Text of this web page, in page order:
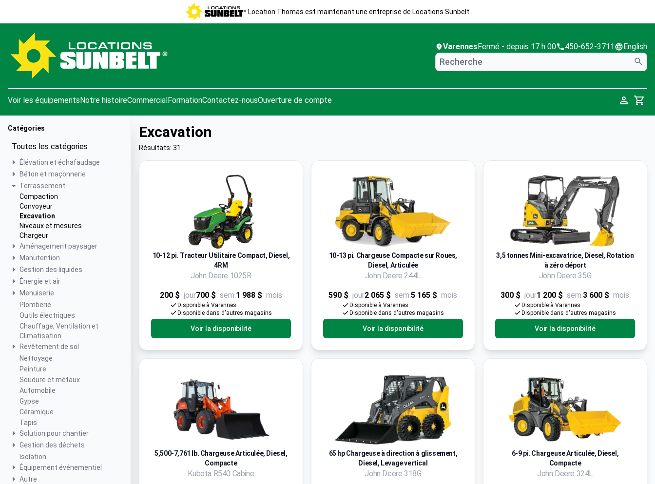
Location Thomas est maintenant une entreprise de Locations Sunbelt.
VarennesFermé - depuis 17 h 00 450-652-3711 English
Voir les équipements Notre histoireCommercial FormationContactez-nousOuverture de compte
Cart
Catégories
Toutes les catégories
Élévation et échafaudage
Béton et maçonnerie
Terrassement
Compaction
Convoyeur
Excavation
Niveaux et mesures
Chargeur
Aménagement paysager
Manutention
Gestion des liquides
Énergie et air
Menuiserie
Plomberie
Outils électriques
Chauffage, Ventilation et
Climatisation
Revêtement de sol
Nettoyage
Peinture
Soudure et métaux
Automobile
Gypse
Céramique
Tapis
Solution pour chantier
Gestion des déchets
Isolation
Équipement événementiel
Autre
Excavation
Résultats: 31
10-12 pi. Tracteur Utilitaire Compact, Diesel,
4RM
John Deere 1025R
200 $ jour700 $ sem.1 988 $ mois
Disponible à Varennes
Disponible dans d'autres magasins
Voir la disponibilité
10-13 pi. Chargeuse Compacte sur Roues,
Diesel, Articulée
John Deere 244L
590 $ jour2 065 $ sem.5 165 $ mois
Disponible à Varennes
Disponible dans d'autres magasins
Voir la disponibilité
3,5 tonnes Mini-excavatrice, Diesel, Rotation
à zéro déport
John Deere 35G
300 $ jour1 200 $ sem.3 600 $ mois
Disponible à Varennes
Disponible dans d'autres magasins
Voir la disponibilité
5,500-7,761 lb. Chargeuse Articulée, Diesel,
Compacte
Kubota R540 Cabine
65 hp Chargeuse à direction à glissement,
Diesel, Levage vertical
John Deere 318G
6-9 pi. Chargeuse Articulée, Diesel,
Compacte
John Deere 324L